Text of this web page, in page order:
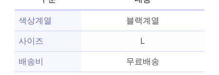
색상계열 블랙계열
사이즈 L
배송비 무료배송